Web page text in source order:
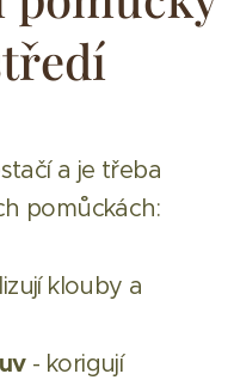
a je třeba
pomůckách:
klouby a
- korigují